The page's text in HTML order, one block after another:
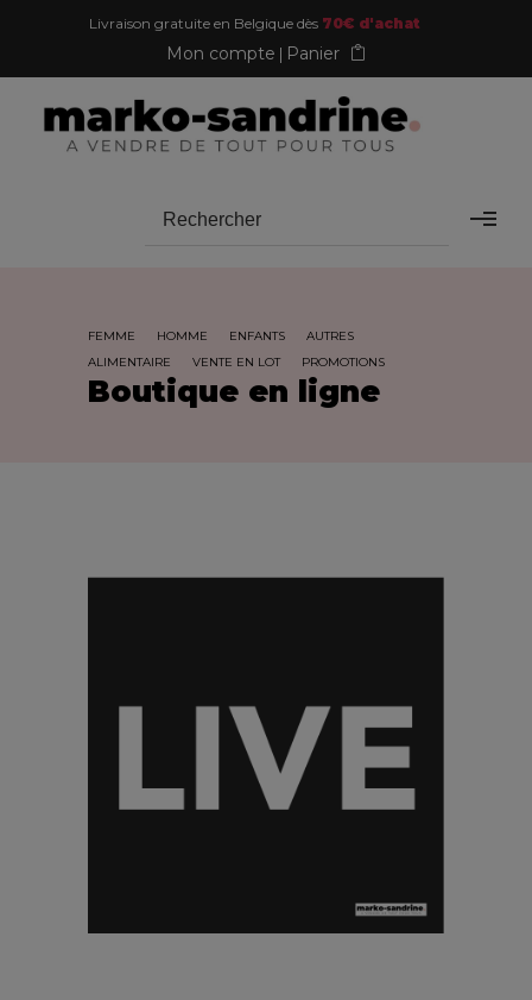
Livraison gratuite en Belgique dès 70€ d'achat
Mon compte Panier
FEMME HOMME ENFANTS
AUTRES
ALIMENTAIRE
VENTE EN LOT PROMOTIONS
Boutique en ligne